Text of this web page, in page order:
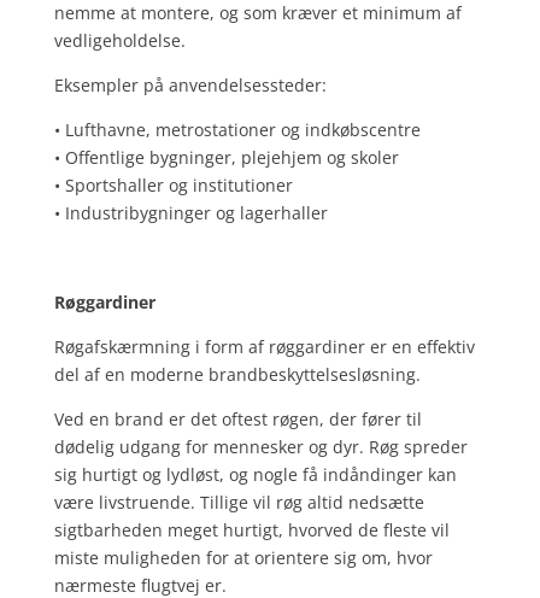
nemme at montere, og som kræver et minimum af
vedligeholdelse.
Eksempler på anvendelsessteder:
• Lufthavne, metrostationer og indkøbscentre
• Offentlige bygninger, plejehjem og skoler
• Sportshaller og institutioner
• Industribygninger og lagerhaller
Røggardiner
Røgafskærmning i form af røggardiner er en effektiv
del af en moderne brandbeskyttelsesløsning.
Ved en brand er det oftest røgen, der fører til
dødelig udgang for mennesker og dyr. Røg spreder
sig hurtigt og lydløst, og nogle få indåndinger kan
være livstruende. Tillige vil røg altid nedsætte
sigtbarheden meget hurtigt, hvorved de fleste vil
miste muligheden for at orientere sig om, hvor
nærmeste flugtvej er.